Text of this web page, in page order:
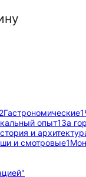
2Гастрономические1
опыт1За
и
и смотровые1